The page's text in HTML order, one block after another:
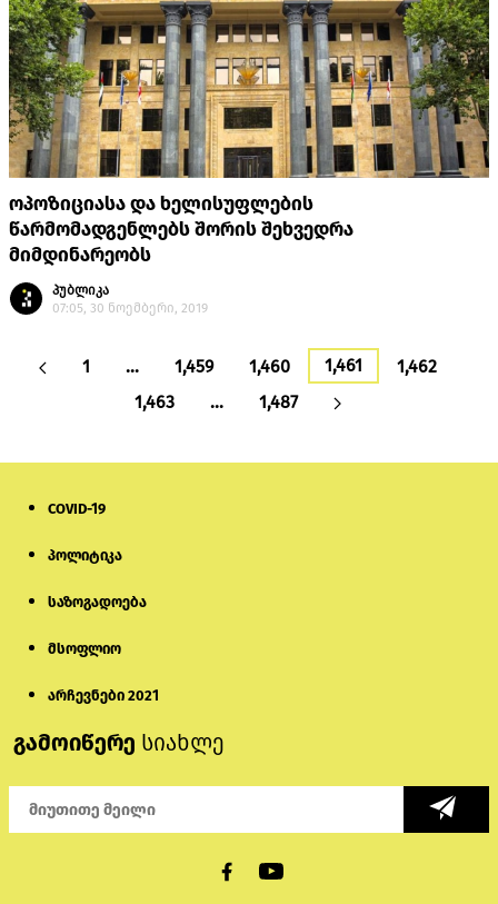
ოპოზიციასა და ხელისუფლების
წარმომადგენლებს შორის შეხვედრა
მიმდინარეობს
პუბლიკა
07:05, 30 ნოემბერი, 2019
1 … 1,459 1,460 1,461
1,462
1,463
… 1,487
COVID-19
პოლიტიკა
საზოგადოება
მსოფლიო
არჩევნები 2021
გამოიწერე სიახლე